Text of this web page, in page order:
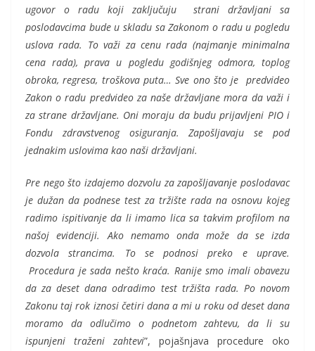
ugovor o radu koji zaključuju strani državljani sa
poslodavcima bude u skladu sa Zakonom o radu u pogledu
uslova rada. To važi za cenu rada (najmanje minimalna
cena rada), prava u pogledu godišnjeg odmora, toplog
obroka, regresa, troškova puta… Sve ono što je predvideo
Zakon o radu predvideo za naše državljane mora da važi i
za strane državljane. Oni moraju da budu prijavljeni PIO i
Fondu zdravstvenog osiguranja. Zapošljavaju se pod
jednakim uslovima kao naši državljani.
Pre nego što izdajemo dozvolu za zapošljavanje poslodavac
je dužan da podnese test za tržište rada na osnovu kojeg
radimo ispitivanje da li imamo lica sa takvim profilom na
našoj evidenciji. Ako nemamo onda može da se izda
dozvola strancima. To se podnosi preko e uprave.
Procedura je sada nešto kraća. Ranije smo imali obavezu
da za deset dana odradimo test tržišta rada. Po novom
Zakonu taj rok iznosi četiri dana a mi u roku od deset dana
moramo da odlučimo o podnetom zahtevu, da li su
ispunjeni traženi zahtevi”, pojašnjava procedure oko